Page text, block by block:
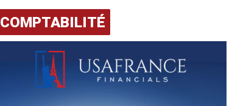
COMPTABILITÉ